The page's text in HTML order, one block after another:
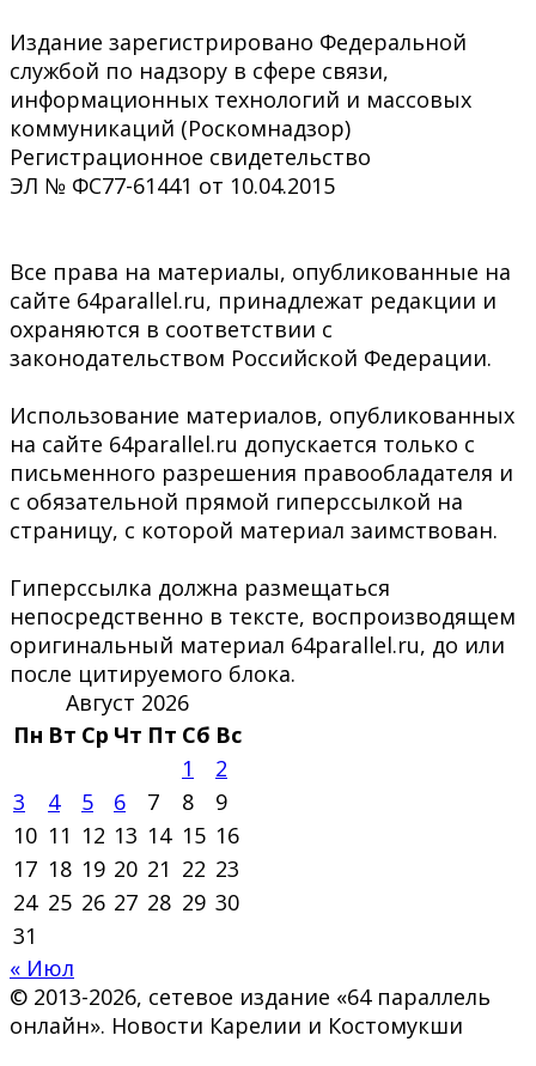
Издание зарегистрировано Федеральной
службой по надзору в сфере связи,
информационных технологий и массовых
коммуникаций (Роскомнадзор)
Регистрационное свидетельство
ЭЛ № ФС77-61441 от 10.04.2015
Все права на материалы, опубликованные на
сайте 64parallel.ru, принадлежат редакции и
охраняются в соответствии с
законодательством Российской Федерации.
Использование материалов, опубликованных
на сайте 64parallel.ru допускается только с
письменного разрешения правообладателя и
с обязательной прямой гиперссылкой на
страницу, с которой материал заимствован.
Гиперссылка должна размещаться
непосредственно в тексте, воспроизводящем
оригинальный материал 64parallel.ru, до или
после цитируемого блока.
Август 2026
Пн Вт Ср Чт Пт Сб Вс
1
2
3
4 5 6 7 8
9
10 11 12 13 14 15 16
17 18 19 20 21 22 23
24 25 26 27 28 29 30
31
« Июл
© 2013-2026, сетевое издание «64 параллель
онлайн». Новости Карелии и Костомукши